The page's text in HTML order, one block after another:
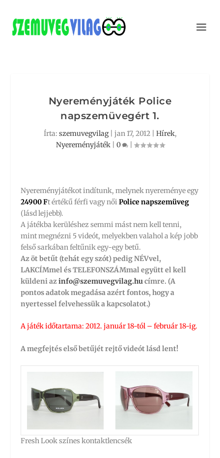
Nyereményjáték Police
napszemüvegért 1.
Írta: szemuvegvilag| jan 17, 2012| Hírek,
Nyereményjáték| 0 |
Nyereményjátékot indítunk, melynek nyereménye egy
24900 Ft értékű férfi vagy nőiPolice napszemüveg
(lásd lejjebb).
A játékba kerüléshez semmi mást nem kell tenni,
mint megnézni 5 videót, melyekben valahol a kép jobb
felső sarkában feltűnik egy-egy betű.
Az öt betűt (tehát egy szót) pedig NÉVvel,
LAKCÍMmel és TELEFONSZÁMmal együtt el kell
küldeni azinfo@szemuvegvilag.hucímre. (A
pontos adatok megadása azért fontos, hogy a
nyertessel felvehessük a kapcsolatot.)
A játék időtartama: 2012. január 18-tól – február 18-ig.
A megfejtés első betűjét rejtő videót lásd lent!
Fresh Look színes kontaktlencsék